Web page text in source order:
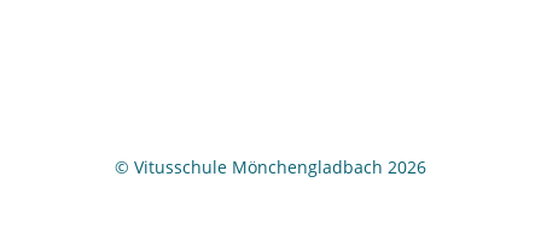
© Vitusschule Mönchengladbach 2026